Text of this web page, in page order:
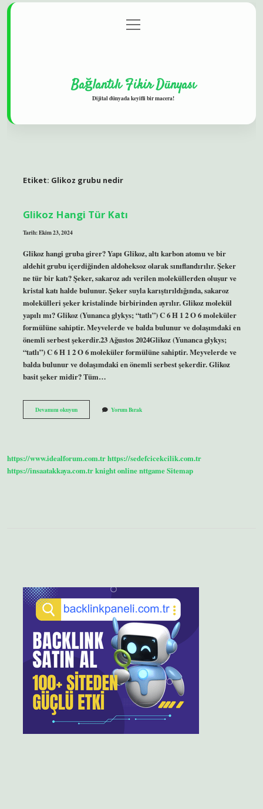
Gizlilik Politikası
menüyü
aç
Bağlantılı Fikir Dünyası
Dijital dünyada keyifli bir macera!
Etiket: Glikoz grubu nedir
Glikoz Hangi Tür Katı
Tarih: Ekim 23, 2024
Glikoz hangi gruba girer? Yapı Glikoz, altı karbon atomu ve bir
aldehit grubu içerdiğinden aldoheksoz olarak sınıflandırılır. Şeker
ne tür bir katı? Şeker, sakaroz adı verilen moleküllerden oluşur ve
kristal katı halde bulunur. Şeker suyla karıştırıldığında, sakaroz
molekülleri şeker kristalinde birbirinden ayrılır. Glikoz molekül
yapılı mı? Glikoz (Yunanca glykys; “tatlı”) C 6 H 1 2 O 6 moleküler
formülüne sahiptir. Meyvelerde ve balda bulunur ve dolaşımdaki en
önemli serbest şekerdir.23 Ağustos 2024Glikoz (Yunanca glykys;
“tatlı”) C 6 H 1 2 O 6 moleküler formülüne sahiptir. Meyvelerde ve
balda bulunur ve dolaşımdaki en önemli serbest şekerdir. Glikoz
basit şeker midir? Tüm…
Devamını okuyunGlikoz
Hangi
Yorum Bırak
https://www.idealforum.com.trhttps://sedefcicekcilik.com.tr
https://insaatakkaya.com.trknight onlinenttgameSitemap